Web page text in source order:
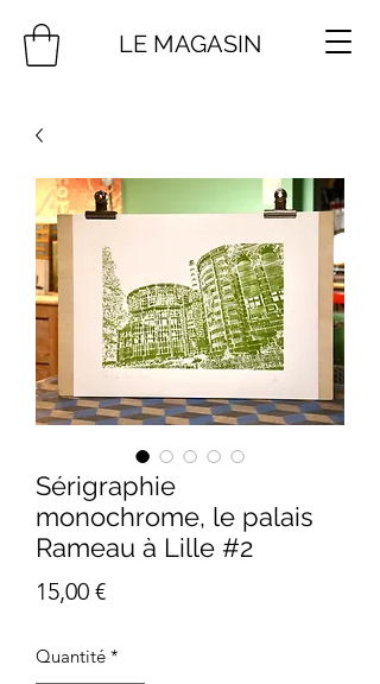
LE MAGASIN
Sérigraphie
monochrome, le palais
Rameau à Lille #2
15,00 €Prix
Quantité *